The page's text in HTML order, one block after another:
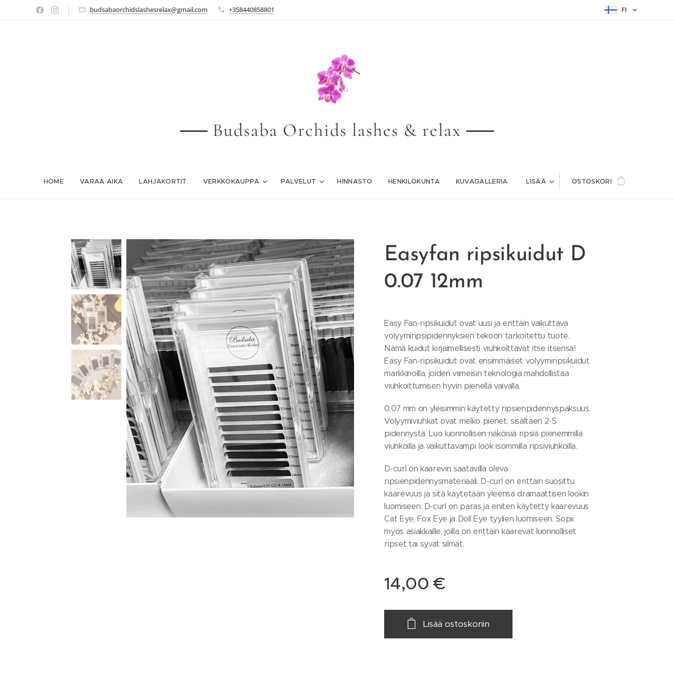
budsabaorchidslashesrelax@gmail.com +358440858801 FI
Budsaba Orchids lashes & relax
HOME VARAA AIKA LAHJAKORTIT VERKKOKAUPPA PALVELUT HINNASTO HENKILÖKUNTA KUVAGALLERIA LISÄÄ OSTOSKORI
Easyfan ripsikuidut D
0.07 12mm
Easy Fan-ripsikuidut ovat uusi ja erittäin vaikuttava
volyymiripsipidennyksien tekoon tarkoitettu tuote.
Nämä kuidut kirjaimellisesti viuhkoittavat itse itsensä!
Easy Fan-ripsikuidut ovat ensimmäiset volyymiripsikuidut
markkinoilla, joiden viimeisin teknologia mahdollistaa
viuhkoittumisen hyvin pienellä vaivalla.
0,07 mm on yleisimmin käytetty ripsienpidennyspaksuus.
Volyymiviuhkat ovat melko pienet, sisältäen 2-5
pidennystä. Luo luonnollisen näköisiä ripsiä pienemmillä
viuhkoilla ja vaikuttavampi look isommilla ripsiviuhkoilla.
D-curl on kaarevin saatavilla oleva
ripsienpidennysmateriaali. D-curl on erittäin suosittu
kaarevuus ja sitä käytetään yleensä dramaattisen lookin
luomiseen. D-curl on paras ja eniten käytetty kaarevuus
Cat Eye, Fox Eye ja Doll Eye tyylien luomiseen. Sopii
myös asiakkaille, joilla on erittäin kaarevat luonnolliset
ripset tai syvät silmät.
14,00 €
Lisää ostoskoriin